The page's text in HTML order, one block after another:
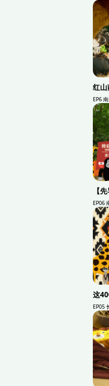
红山
EP6
【
EP06
这
EP05